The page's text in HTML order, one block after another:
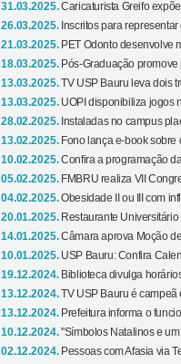
31.03.2025.Caricaturista Greifo
26.03.2025. Inscritos para
21.03.2025. PET Odonto desenvolve
18.03.2025. Pós-Graduação
13.03.2025.TV USP Bauru leva dois
13.03.2025. UOPI disponibiliza jogos
28.02.2025. Instaladas no campus
13.02.2025. Fono lança e-book sobre
10.02.2025.Confira a programação
05.02.2025. FMBRU realiza VII
04.02.2025.Obesidade II ou III com
20.01.2025. Restaurante
14.01.2025.Câmara aprova Moção
10.01.2025. USP Bauru: Confira
19.12.2024. Biblioteca divulga
13.12.2024.TV USP Bauru é campeã
13.12.2024. Prefeitura informa o
10.12.2024."Símbolos Natalinos e
02.12.2024. Pessoas com Afasia via